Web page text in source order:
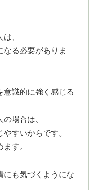
、
なる必要がありま
意識的に強く感じる
場合は、
すいからです。
す。
にも気づくようにな